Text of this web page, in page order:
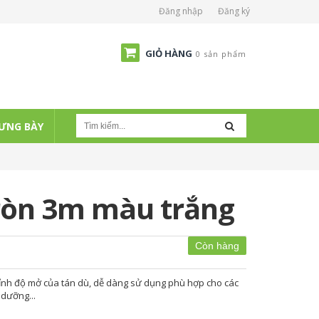
Đăng nhập Đăng ký
GIỎ HÀNG 0 sản phẩm
BÀY
3m màu trắng
Còn hàng
độ mở của tán dù, dễ dàng sử dụng phù hợp cho các